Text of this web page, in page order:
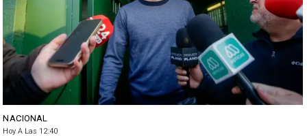
NACIONAL
Hoy A Las 12:40